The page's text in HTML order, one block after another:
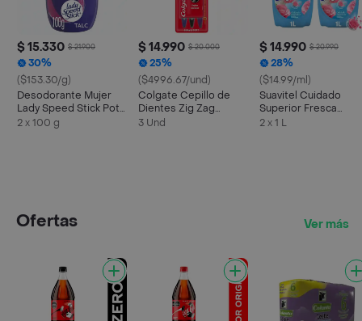
$ 15.330 $ 21.900
30%
($153.30/g)
Desodorante Mujer
Lady Speed Stick Pote
24/7 Talc 100 g x 2 Und
2 x 100 g
$ 14.990 $ 20.000
25%
($4996.67/und)
Colgate Cepillo de
Dientes Zig Zag
Carbón Suave
3 Und
$ 14.990 $ 20.990
28%
($14.99/ml)
Suavitel Cuidado
Superior Fresca
Primavera 1L x 2
2 x 1 L
Ofertas Ver más